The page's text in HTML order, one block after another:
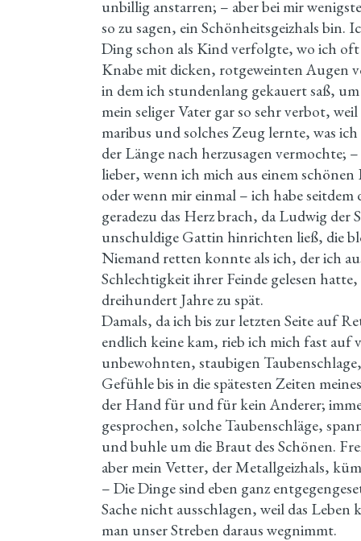
unbillig anstarren; – aber bei mir
so zu sagen, ein Schönheitsgeizhals bin.
Ding schon als Kind verfolgte, wo ich
Knabe mit dicken, rotgeweinten Augen
in dem ich stundenlang gekauert saß,
mein seliger Vater gar so sehr verbot,
maribus und solches Zeug lernte, was
der Länge nach herzusagen vermochte;
lieber, wenn ich mich aus einem
oder wenn mir einmal – ich habe
geradezu das Herz brach, da Ludwig
unschuldige Gattin hinrichten ließ, die
Niemand retten konnte als ich, der ich
Schlechtigkeit ihrer Feinde gelesen
dreihundert Jahre zu spät.
Damals, da ich bis zur letzten Seite auf
endlich keine kam, rieb ich mich fast auf
unbewohnten, staubigen
Gefühle bis in die spätesten Zeiten
der Hand für und für kein Anderer;
gesprochen, solche Taubenschläge,
und buhle um die Braut des Schönen.
aber mein Vetter, der Metallgeizhals,
– Die Dinge sind eben ganz
Sache nicht ausschlagen, weil das
man unser Streben daraus wegnimmt.